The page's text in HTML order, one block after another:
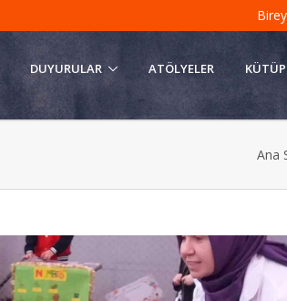
DUYURULAR ATÖLYELER
Ana